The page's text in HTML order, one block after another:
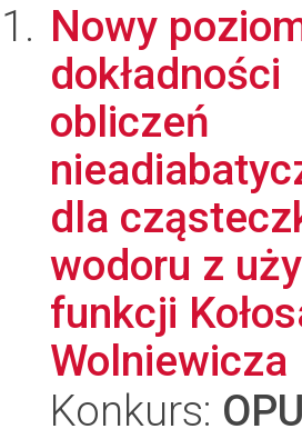
Nowy
dokładności
obliczeń
dla
wodoru z
funkcji
Wolniewicza
Konkurs: